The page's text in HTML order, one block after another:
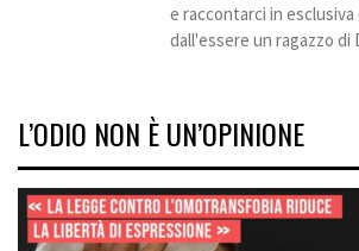
e raccontarci in
dall'essere un ragazzo di
L’ODIO NON È UN’OPINIONE